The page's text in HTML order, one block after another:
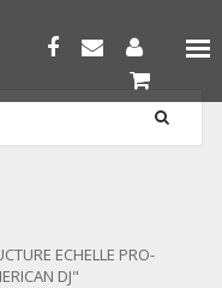
ECHELLE PRO-
DJ"